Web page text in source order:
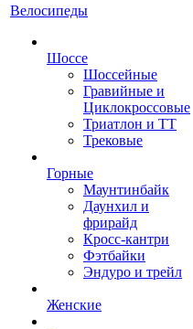
Велосипеды
Шоссе
Шоссейные
Гравийные и
Циклокроссовые
Триатлон и ТТ
Трековые
Горные
Маунтинбайк
Даунхил и
фрирайд
Кросс-кантри
Фэтбайки
Эндуро и трейл
Женские